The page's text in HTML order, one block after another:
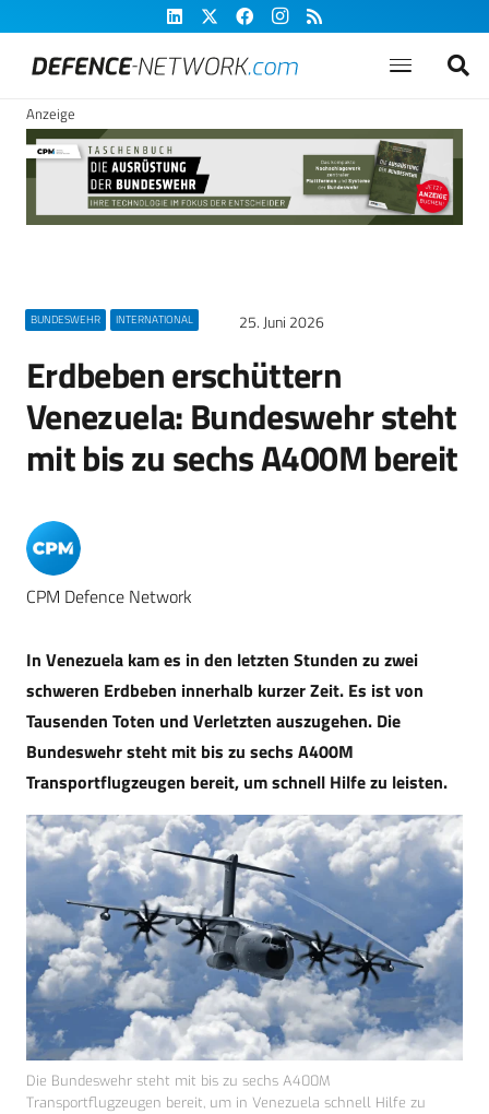
Anzeige
BUNDESWEHR INTERNATIONAL 25. Juni 2026
Erdbeben erschüttern
Venezuela: Bundeswehr steht
mit bis zu sechs A400M bereit
CPM Defence Network
In Venezuela kam es in den letzten Stunden zu zwei
schweren Erdbeben innerhalb kurzer Zeit. Es ist von
Tausenden Toten und Verletzten auszugehen. Die
Bundeswehr steht mit bis zu sechs A400M
Transportflugzeugen bereit, um schnell Hilfe zu leisten.
Die Bundeswehr steht mit bis zu sechs A400M
Transportflugzeugen bereit, um in Venezuela schnell Hilfe zu